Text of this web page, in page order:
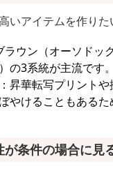
いアイテムを作り
ラウン（オーソドッ
の3系統が主流です。
：昇華転写プリント
やけることもある
条件の場合に見